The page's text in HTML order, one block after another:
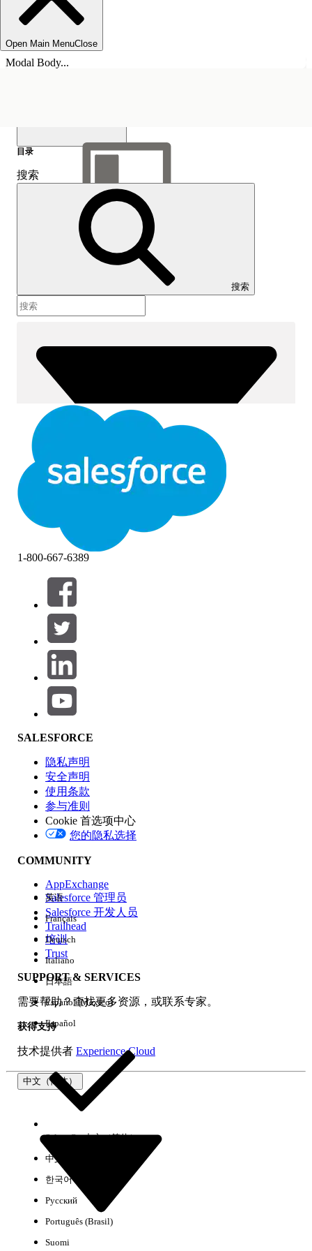
Open Main MenuClose
Modal Body...
显示目录
目录
搜索
搜索
筛选器 (0)
选择筛选器
产品区域
功能影响
版本
体验
以下是一些搜索提示
1-800-667-6389
SALESFORCE
隐私声明
安全声明
使用条款
参与准则
Cookie 首选项中心
您的隐私选择
COMMUNITY
AppExchange
Salesforce 管理员
Salesforce 开发人员
Trailhead
培训
Trust
SUPPORT & SERVICES
需要帮助？查找更多资源，或联系专家。
获得支持
技术提供者 Experience Cloud
中文（简体）
英语
Français
Deutsch
Italiano
日本語
Español (México)
Español
Select Org中文（简体）
中文（繁体）
한국어
Русский
Português (Brasil)
Suomi